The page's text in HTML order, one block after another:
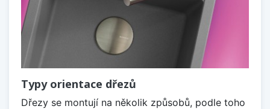
Typy orientace dřezů
Dřezy se montují na několik způsobů, podle toho